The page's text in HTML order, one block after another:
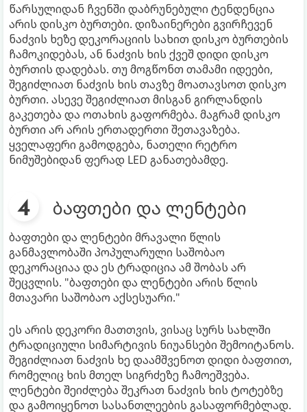
წარსულიდან ჩვენში დაბრუნებული ტენდენცია
არის დისკო ბურთები. დიზაინერები გვირჩევენ
ნაძვის ხეზე დეკორაციის სახით დისკო ბურთების
ჩამოკიდებას, ან ნაძვის ხის ქვეშ დიდი დისკო
ბურთის დადებას. თუ მოგწონთ თამამი იდეები,
შეგიძლიათ ნაძვის ხის თავზე მოათავსოთ დისკო
ბურთი. ასევე შეგიძლიათ მისგან გირლანდის
გაკეთება და ოთახის გაფორმება. მაგრამ დისკო
ბურთი არ არის ერთადერთი შეთავაზება.
ყველაფერი გამოდგება, ნათელი რეტრო
ნიმუშებიდან ფერად LED განათებამდე.
ბაფთები და ლენტები
ბაფთები და ლენტები მრავალი წლის
განმავლობაში პოპულარული საშობაო
დეკორაციაა და ეს ტრადიცია ამ შობას არ
შეცვლის. "ბაფთები და ლენტები არის წლის
მთავარი საშობაო აქსესუარი."
ეს არის დეკორი მათთვის, ვისაც სურს სახლში
ტრადიციული სიმარტივის ნიუანსები შემოიტანოს.
შეგიძლიათ ნაძვის ხე დაამშვენოთ დიდი ბაფთით,
რომელიც ხის მთელ სიგრძეზე ჩამოეშვება.
ლენტები შეიძლება შეკრათ ნაძვის ხის ტოტებზე
და გამოიყენოთ სასანთლეების გასაფორმებლად.